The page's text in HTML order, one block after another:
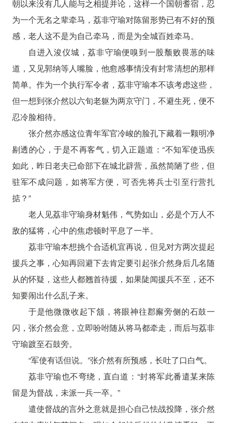
朝以来没有几人能与之相提并论，这样一个国朝耆宿，忍
为一个无名之辈牵马，荔非守瑜对陈留形势已有不好的预
感，老人这不是为自己牵马，而是为全城百姓牵马。
自进入浚仪城，荔非守瑜便嗅到一股颓败畏葸的味
道，又见郭纳等人嘴脸，他愈感事情没有封常清想的那样
简单。作为一个执行军令者，荔非守瑜本不该考虑这些，
但一想到张介然以六旬老躯为两京守门，不避生死，便不
忍冷脸相待。
张介然亦感这位青年军官冷峻的脸孔下藏着一颗明净
剔透的心，于是不再客气，切入正题道：“不知军使迅疾
如此，昨日老夫已命部下在城北辟营，虽然简陋了些，但
驻军不成问题，如将军方便，可否先将兵士引至行营扎
掂？”
老人见荔非守瑜身材魁伟，气势如山，必是个万人不
敌的猛将，心中的焦虑顿时平息了一半。
荔非守瑜本想挑个合适机宜再说，但见对方两次提起
援兵之事，心知再回避下去肯定要引起张介然身后几名随
从的怀疑，这些人都翘首待援，如果陡闻援兵不至，还不
知要闹出什么乱子来。
于是他微微收起下颔，将眼神往郡廨旁侧的石鼓一
闪，张介然会意，立即吩咐随从将马都牵走，而后与荔非
守瑜踱至石鼓旁。
“军使有话但说。”张介然有所预感，长吐了口白气。
荔非守瑜也不弯绕，直白道：“封将军此番遣某来陈
留是为督战，未派一兵一卒。”
遣使督战的言外之意就是担心自己怯战投降，张介然